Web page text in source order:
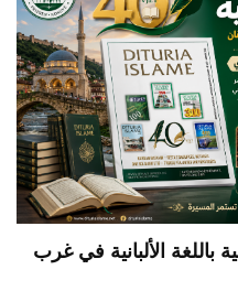
باللغة الألبانية في غرب